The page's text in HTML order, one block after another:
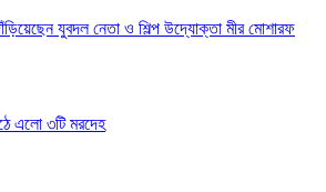
যুবদল নেতা ও শিল্প উদ্যোক্তা মীর মোশারফ
এলো ৩টি মরদেহ